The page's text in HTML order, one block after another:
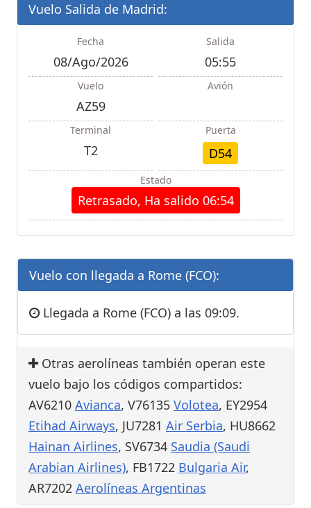
Vuelo Salida de Madrid:
Fecha
08/Ago/2026
Salida
05:55
Vuelo
AZ59
Avión
Terminal
T2
Puerta
D54
Estado
Retrasado, Ha salido 06:54
Vuelo con llegada a Rome (FCO):
Llegada a Rome (FCO) a las 09:09.
Otras aerolíneas también operan este
vuelo bajo los códigos compartidos:
AV6210 Avianca, V76135 Volotea, EY2954
Etihad Airways, JU7281 Air Serbia, HU8662
Hainan Airlines, SV6734 Saudia (Saudi
Arabian Airlines), FB1722 Bulgaria Air,
AR7202 Aerolíneas Argentinas